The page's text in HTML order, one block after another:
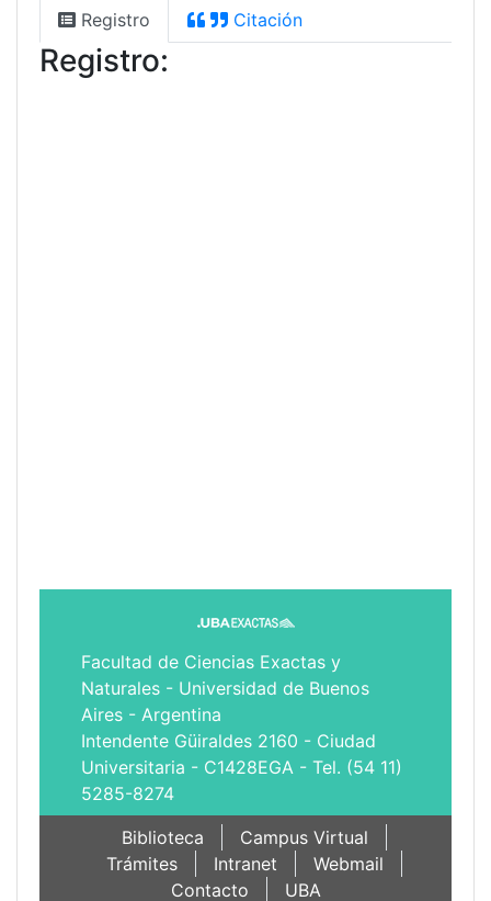
Registro Citación
Registro:
Facultad de Ciencias Exactas y
Naturales - Universidad de Buenos
Aires - Argentina
Intendente Güiraldes 2160 - Ciudad
Universitaria - C1428EGA - Tel. (54 11)
5285-8274
Biblioteca
Campus Virtual
Trámites
Intranet
Webmail
Contacto
UBA